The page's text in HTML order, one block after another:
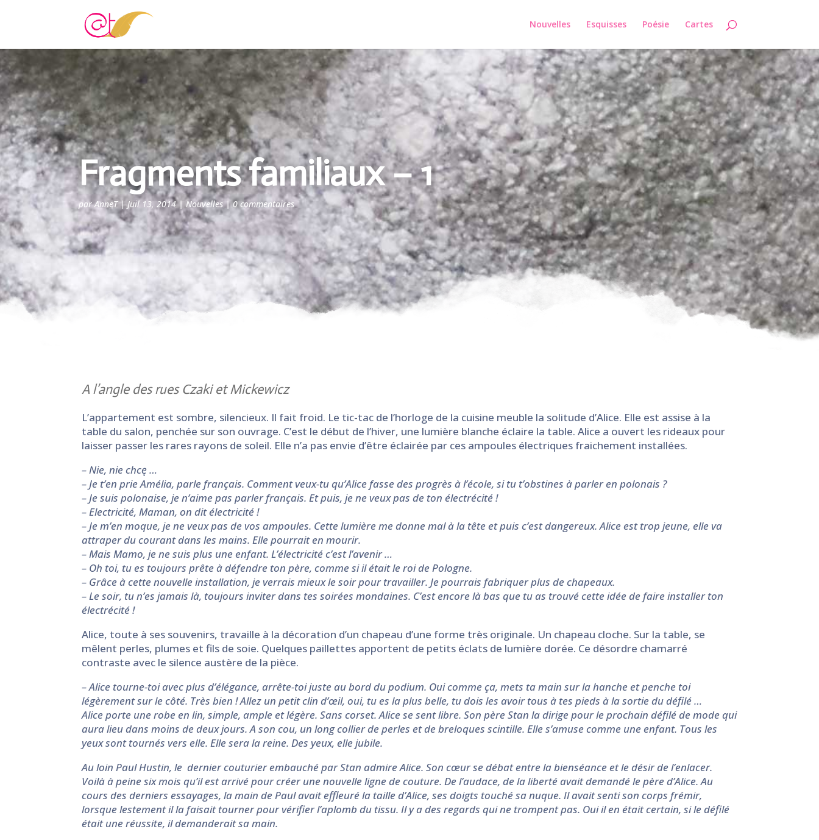
Nouvelles Esquisses Poésie Cartes
Fragments familiaux – 1
parAnneT|Juil 13, 2014|Nouvelles|0 commentaires
A l’angle des rues Czaki et Mickewicz
L’appartement est sombre, silencieux. Il fait froid. Le tic-tac de l’horloge de la cuisine meuble la solitude d’Alice. Elle est assise à la
table du salon, penchée sur son ouvrage. C’est le début de l’hiver, une lumière blanche éclaire la table. Alice a ouvert les rideaux pour
laisser passer les rares rayons de soleil. Elle n’a pas envie d’être éclairée par ces ampoules électriques fraichement installées.
– Nie, nie chcę …
– Je t’en prie Amélia, parle français. Comment veux-tu qu’Alice fasse des progrès à l’école, si tu t’obstines à parler en polonais ?
– Je suis polonaise, je n’aime pas parler français. Et puis, je ne veux pas de ton électrécité !
– Electricité, Maman, on dit électricité !
– Je m’en moque, je ne veux pas de vos ampoules. Cette lumière me donne mal à la tête et puis c’est dangereux. Alice est trop jeune, elle va
attraper du courant dans les mains. Elle pourrait en mourir.
– Mais Mamo, je ne suis plus une enfant. L’électricité c’est l’avenir …
– Oh toi, tu es toujours prête à défendre ton père, comme si il était le roi de Pologne.
– Grâce à cette nouvelle installation, je verrais mieux le soir pour travailler. Je pourrais fabriquer plus de chapeaux.
– Le soir, tu n’es jamais là, toujours inviter dans tes soirées mondaines. C’est encore là bas que tu as trouvé cette idée de faire installer ton
électrécité !
Alice, toute à ses souvenirs, travaille à la décoration d’un chapeau d’une forme très originale. Un chapeau cloche. Sur la table, se
mêlent perles, plumes et fils de soie. Quelques paillettes apportent de petits éclats de lumière dorée. Ce désordre chamarré
contraste avec le silence austère de la pièce.
– Alice tourne-toi avec plus d’élégance, arrête-toi juste au bord du podium. Oui comme ça, mets ta main sur la hanche et penche toi
légèrement sur le côté. Très bien ! Allez un petit clin d’œil, oui, tu es la plus belle, tu dois les avoir tous à tes pieds à la sortie du défilé …
Alice porte une robe en lin, simple, ample et légère. Sans corset. Alice se sent libre. Son père Stan la dirige pour le prochain défilé de mode qui
aura lieu dans moins de deux jours. A son cou, un long collier de perles et de breloques scintille. Elle s’amuse comme une enfant. Tous les
yeux sont tournés vers elle. Elle sera la reine. Des yeux, elle jubile.
Au loin Paul Hustin, le dernier couturier embauché par Stan admire Alice. Son cœur se débat entre la bienséance et le désir de l’enlacer.
Voilà à peine six mois qu’il est arrivé pour créer une nouvelle ligne de couture. De l’audace, de la liberté avait demandé le père d’Alice. Au
cours des derniers essayages, la main de Paul avait effleuré la taille d’Alice, ses doigts touché sa nuque. Il avait senti son corps frémir,
lorsque lestement il la faisait tourner pour vérifier l’aplomb du tissu. Il y a des regards qui ne trompent pas. Oui il en était certain, si le défilé
était une réussite, il demanderait sa main.